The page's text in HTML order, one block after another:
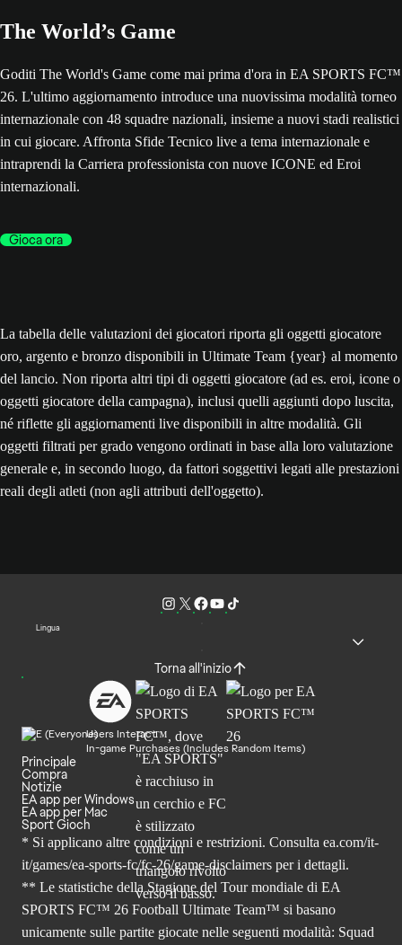
The World’s Game
Goditi The World's Game come mai prima d'ora in EA SPORTS FC™
26. L'ultimo aggiornamento introduce una nuovissima modalità torneo
internazionale con 48 squadre nazionali, insieme a nuovi stadi realistici
in cui giocare. Affronta Sfide Tecnico live a tema internazionale e
intraprendi la Carriera professionista con nuove ICONE ed Eroi
internazionali.
Gioca ora
La tabella delle valutazioni dei giocatori riporta gli oggetti giocatore
oro, argento e bronzo disponibili in Ultimate Team {year} al momento
del lancio. Non riporta altri tipi di oggetti giocatore (ad es. eroi, icone o
oggetti giocatore della campagna), inclusi quelli aggiunti dopo luscita,
né riflette gli aggiornamenti live disponibili in altre modalità. Gli
oggetti filtrati per grado vengono ordinati in base alla loro valutazione
generale e, in secondo luogo, da fattori soggettivi legati alle prestazioni
reali degli atleti (non agli attributi dell'oggetto).
Lingua
Torna all'inizio
Users Interact
In-game Purchases (Includes Random Items)
Principale
Compra
Notizie
EA app per Windows
EA app per Mac
Sport Gioch
* Si applicano altre condizioni e restrizioni. Consulta ea.com/it-
it/games/ea-sports-fc/fc-26/game-disclaimers per i dettagli.
** Le statistiche della Stagione del Tour mondiale di EA
SPORTS FC™ 26 Football Ultimate Team™ si basano
unicamente sulle partite giocate nelle seguenti modalità: Squad